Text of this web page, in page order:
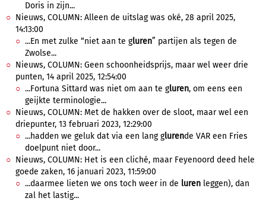
Doris in zijn...
Nieuws, COLUMN: Alleen de uitslag was oké, 28 april 2025,
14:13:00
...En met zulke “niet aan te gluren” partijen als tegen de
Zwolse...
Nieuws, COLUMN: Geen schoonheidsprijs, maar wel weer drie
punten, 14 april 2025, 12:54:00
...Fortuna Sittard was niet om aan te gluren, om eens een
geijkte terminologie...
Nieuws, COLUMN: Met de hakken over de sloot, maar wel een
driepunter, 13 februari 2023, 12:29:00
...hadden we geluk dat via een lang glurende VAR een Fries
doelpunt niet door...
Nieuws, COLUMN: Het is een cliché, maar Feyenoord deed hele
goede zaken, 16 januari 2023, 11:59:00
...daarmee lieten we ons toch weer in de luren leggen), dan
zal het lastig...